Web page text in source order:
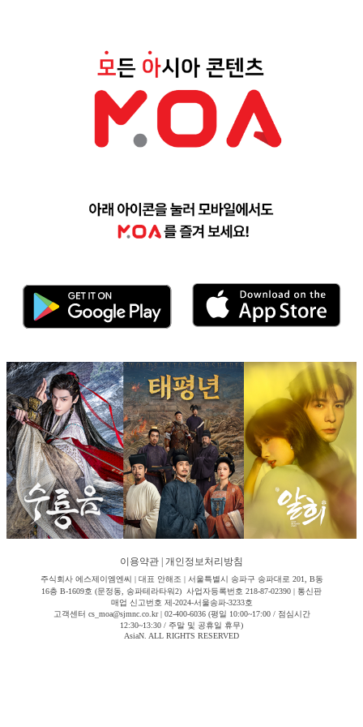
이용약관 개인정보처리방침
주식회사 에스제이엠엔씨 | 대표 안해조 | 서울특별시 송파구 송파대로 201, B동
16층 B-1609호 (문정동, 송파테라타워2) 사업자등록번호 218-87-02390 | 통신판
매업 신고번호 제-2024-서울송파-3233호
고객센터 cs_moa@sjmnc.co.kr | 02-400-6036 (평일 10:00~17:00 / 점심시간
12:30~13:30 / 주말 및 공휴일 휴무)
AsiaN. ALL RIGHTS RESERVED